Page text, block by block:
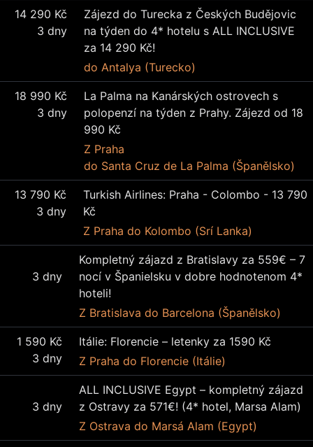
14 290 Kč
3 dny
Zájezd do Turecka z Českých Budějovic
na týden do 4* hotelu s ALL INCLUSIVE
za 14 290 Kč!
do Antalya (Turecko)
18 990 Kč
3 dny
La Palma na Kanárských ostrovech s
polopenzí na týden z Prahy. Zájezd od 18
990 Kč
Z Praha
do Santa Cruz de La Palma (Španělsko)
13 790 Kč
3 dny
Turkish Airlines: Praha - Colombo - 13 790
Kč
Z Praha do Kolombo (Srí Lanka)
3 dny
Kompletný zájazd z Bratislavy za 559€ – 7
nocí v Španielsku v dobre hodnotenom 4*
hoteli!
Z Bratislava do Barcelona (Španělsko)
1 590 Kč
3 dny
Itálie: Florencie – letenky za 1590 Kč
Z Praha do Florencie (Itálie)
3 dny
ALL INCLUSIVE Egypt – kompletný zájazd
z Ostravy za 571€! (4* hotel, Marsa Alam)
Z Ostrava do Marsá Alam (Egypt)